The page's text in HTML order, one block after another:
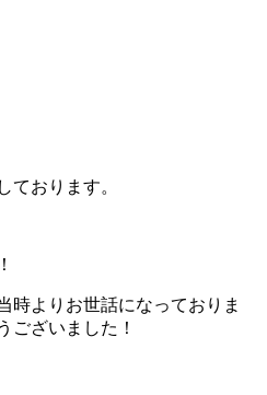
ております。
時よりお世話になっておりま
ざいました！